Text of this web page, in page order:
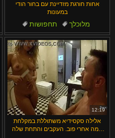
אחות חורגת מזדיינת עם בחור הודי
במעונות
תחפושות
מלוכלך
אצבעות
נשים מלאות
בעל
12:19
אלילה סקסידיא משתוללת במקלחת
חמה אחרי פוב. העקבים והתחת שלה